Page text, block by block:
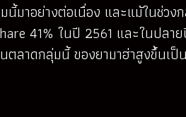
นี้มาอย่างต่อเนื่อง และแม้ในช่ว
41% ในปี 2561 และในปลา
ตลาดกลุ่มนี้ ของยามาฮ่าสูงขึ้นเ